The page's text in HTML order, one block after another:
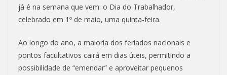
já é na semana que vem: o Dia do Trabalhador,
celebrado em 1º de maio, uma quinta-feira.
Ao longo do ano, a maioria dos feriados nacionais e
pontos facultativos cairá em dias úteis, permitindo a
possibilidade de “emendar” e aproveitar pequenos